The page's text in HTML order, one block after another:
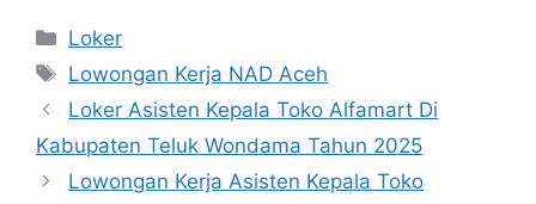
Kategori
Loker
Tag
Lowongan Kerja NAD Aceh
Loker Asisten Kepala Toko Alfamart Di
Kabupaten Teluk Wondama Tahun 2025
Lowongan Kerja Asisten Kepala Toko